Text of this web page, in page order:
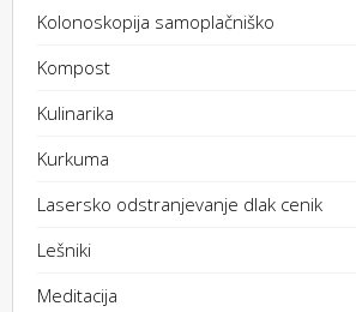
Kolonoskopija samoplačniško
Kompost
Kulinarika
Kurkuma
Lasersko odstranjevanje dlak cenik
Lešniki
Meditacija